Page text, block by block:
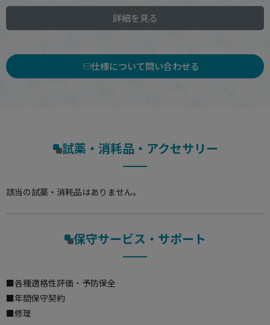
詳細を見る
仕様について問い合わせる
試薬・消耗品・アクセサリー
該当の試薬・消耗品はありません。
保守サービス・サポート
各種適格性評価・予防保全
年間保守契約
修理